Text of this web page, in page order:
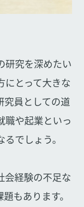
研究を深めたい
にとって大きな
究員としての道
職や起業といっ
でしょう。
会経験の不足な
もあります。